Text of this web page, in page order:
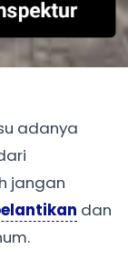
adanya
jangan
dan